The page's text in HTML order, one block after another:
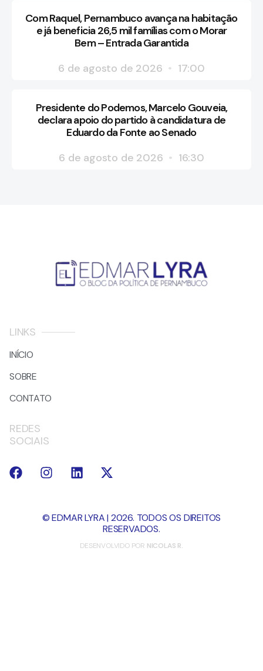
Com Raquel, Pernambuco avança na habitação
e já beneficia 26,5 mil famílias com o Morar
Bem – Entrada Garantida
6 de agosto de 2026
17:00
Presidente do Podemos, Marcelo Gouveia,
declara apoio do partido à candidatura de
Eduardo da Fonte ao Senado
6 de agosto de 2026
16:30
LINKS
INÍCIO
SOBRE
CONTATO
REDES
SOCIAIS
© EDMAR LYRA | 2026. TODOS OS DIREITOS
RESERVADOS.
DESENVOLVIDO POR NICOLAS R.